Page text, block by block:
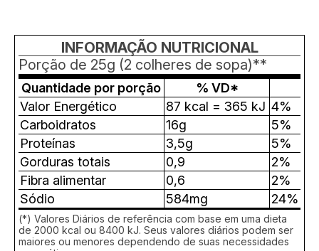
INFORMAÇÃO NUTRICIONAL
Porção de 25g (2 colheres de sopa)**
Quantidade por porção
% VD*
Valor Energético
87 kcal = 365 kJ 4%
Carboidratos
16g
5%
Proteínas
3,5g
5%
Gorduras totais
0,9
2%
Fibra alimentar
0,6
2%
Sódio
584mg 24%
(*) Valores Diários de referência com base em uma dieta
de 2000 kcal ou 8400 kJ. Seus valores diários podem ser
maiores ou menores dependendo de suas necessidades